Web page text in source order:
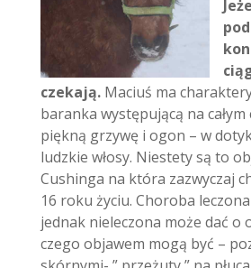
czekają. Maciuś ma
baranka występującą na
piękną grzywę i ogon – w
ludzkie włosy. Niestety są to
Cushinga na która zazwyczaj
16 roku życiu. Choroba
jednak nieleczona może dać o
czego objawem mogą być –